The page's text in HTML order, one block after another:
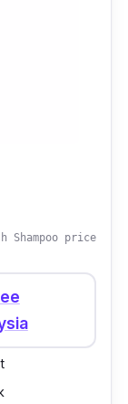
Shampoo price